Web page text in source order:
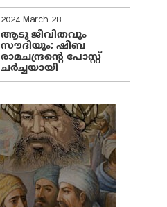
2024 March 28
ആടു ജീവിതവും
സൗദിയും; ഷീബ
രാമചന്ദ്രന്റെ പോസ്റ്റ്
ചര്‍ച്ചയായി